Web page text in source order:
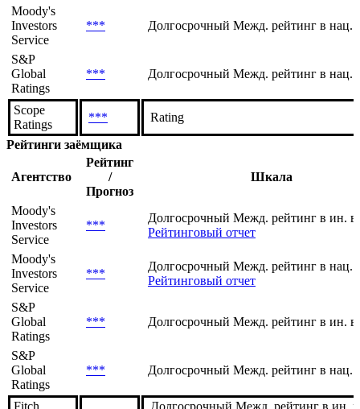
Moody's
Investors
Service
*** Долгосрочный Межд. рейтинг в нац.
S&P
Global
Ratings
*** Долгосрочный Межд. рейтинг в нац.
Scope
Ratings
***
Rating
Рейтинги заёмщика
Агентство
Рейтинг
/
Прогноз
Шкала
Moody's
Investors
Service
***
Долгосрочный Межд. рейтинг в ин.
Рейтинговый отчет
Moody's
Investors
Service
***
Долгосрочный Межд. рейтинг в нац.
Рейтинговый отчет
S&P
Global
Ratings
*** Долгосрочный Межд. рейтинг в ин.
S&P
Global
Ratings
*** Долгосрочный Межд. рейтинг в нац.